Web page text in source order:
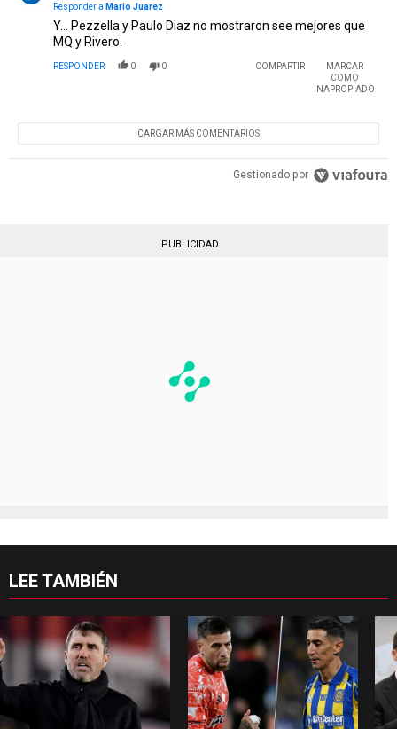
Responder a Mario Juarez
Y… Pezzella y Paulo Diaz no mostraron see mejores que
MQ y Rivero.
RESPONDER 0 0 COMPARTIR
MARCAR
COMO
INAPROPIADO
CARGAR MÁS COMENTARIOS
Gestionado por
PUBLICIDAD
LEE TAMBIÉN